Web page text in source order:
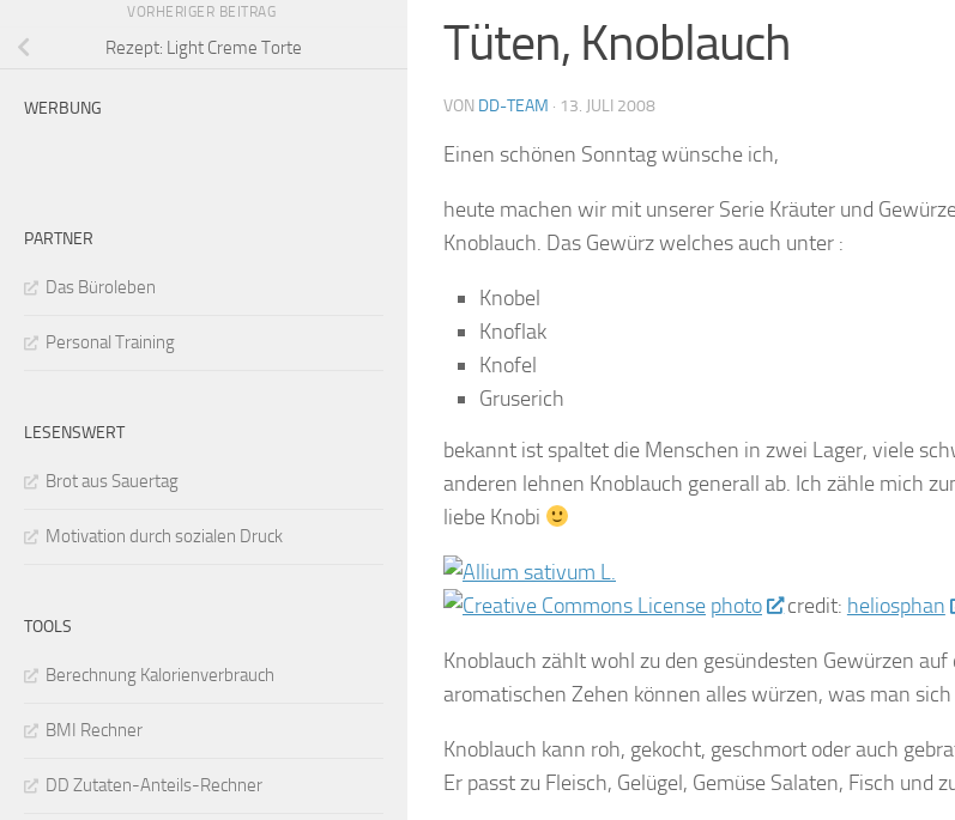
Tüten, Knoblauch
VON DD-TEAM · 13. JULI 2008
Einen schönen Sonntag wünsche ich,
heute machen wir mit unserer Serie Kräuter und
Knoblauch. Das Gewürz welches auch unter :
Knobel
Knoflak
Knofel
Gruserich
bekannt ist spaltet die Menschen in zwei Lager, viele
anderen lehnen Knoblauch generall ab. Ich zähle mich
liebe Knobi
photo credit: heliosphan
Knoblauch zählt wohl zu den gesündesten Gewürzen auf
aromatischen Zehen können alles würzen, was man
Knoblauch kann roh, gekocht, geschmort oder auch
Er passt zu Fleisch, Gelügel, Gemüse Salaten, Fisch und
VORHERIGER BEITRAG
Rezept: Light Creme Torte
WERBUNG
PARTNER
Das Büroleben
Personal Training
LESENSWERT
Brot aus Sauertag
Motivation durch sozialen Druck
TOOLS
Berechnung Kalorienverbrauch
BMI Rechner
DD Zutaten-Anteils-Rechner